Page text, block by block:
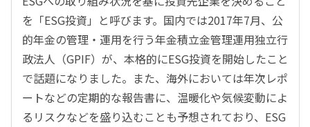
を「ESG投資」と呼びます。国内では2017年7月、公
的年金の管理・運用を行う年金積立金管理運用独立行
政法人（GPIF）が、本格的にESG投資を開始したこと
で話題になりました。また、海外においては年次レポ
ートなどの定期的な報告書に、温暖化や気候変動によ
るリスクなどを盛り込むことも予想されており、ESG